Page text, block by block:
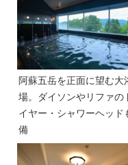
阿蘇五岳を正面に望む大
場。ダイソンやリファの
イヤー・シャワーヘッド
備